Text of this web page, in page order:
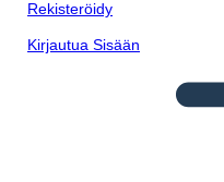
Rekisteröidy
Kirjautua Sisään